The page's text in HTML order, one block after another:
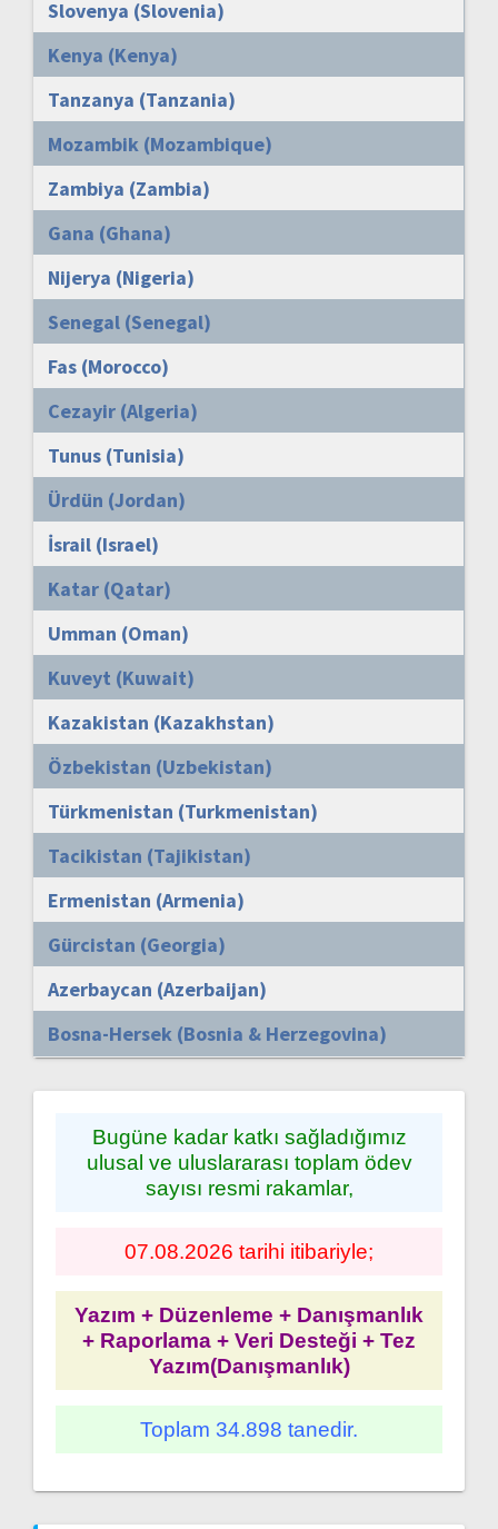
Slovenya (Slovenia)
Kenya (Kenya)
Tanzanya (Tanzania)
Mozambik (Mozambique)
Zambiya (Zambia)
Gana (Ghana)
Nijerya (Nigeria)
Senegal (Senegal)
Fas (Morocco)
Cezayir (Algeria)
Tunus (Tunisia)
Ürdün (Jordan)
İsrail (Israel)
Katar (Qatar)
Umman (Oman)
Kuveyt (Kuwait)
Kazakistan (Kazakhstan)
Özbekistan (Uzbekistan)
Türkmenistan (Turkmenistan)
Tacikistan (Tajikistan)
Ermenistan (Armenia)
Gürcistan (Georgia)
Azerbaycan (Azerbaijan)
Bosna-Hersek (Bosnia & Herzegovina)
Bugüne kadar katkı sağladığımız
ulusal ve uluslararası toplam ödev
sayısı resmi rakamlar,
07.08.2026 tarihi itibariyle;
Yazım + Düzenleme + Danışmanlık
+ Raporlama + Veri Desteği + Tez
Yazım(Danışmanlık)
Toplam 34.898 tanedir.